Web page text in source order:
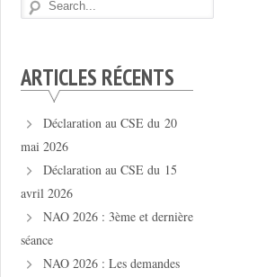
ARTICLES RÉCENTS
Déclaration au CSE du 20
mai 2026
Déclaration au CSE du 15
avril 2026
NAO 2026 : 3ème et dernière
séance
NAO 2026 : Les demandes